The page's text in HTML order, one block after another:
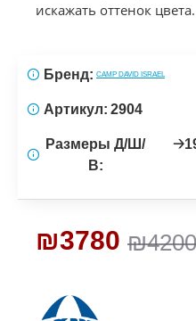
искажать оттенок цвета.
₪4200
₪3780
Бренд: CAMP DAVID ISRAEL
Артикул: 2904
Размеры Д/Ш/
В: